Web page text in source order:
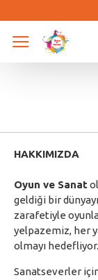
HAKKIMIZDA
Oyun ve Sanat
geldiği bir
zarafetiyle
yelpazemiz, her
olmayı hedefliyor.
Sanatseverler